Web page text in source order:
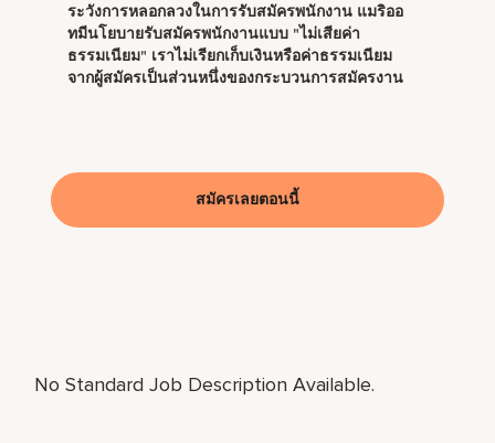
No Standard Job Description Available.
ระวังการหลอกลวงในการรับสมัครพนักงาน แมริออ
ทมีนโยบายรับสมัครพนักงานแบบ "ไม่เสียค่า
ธรรมเนียม" เราไม่เรียกเก็บเงินหรือค่าธรรมเนียม
จากผู้สมัครเป็นส่วนหนึ่งของกระบวนการสมัครงาน
สมัครเลยตอนนี้